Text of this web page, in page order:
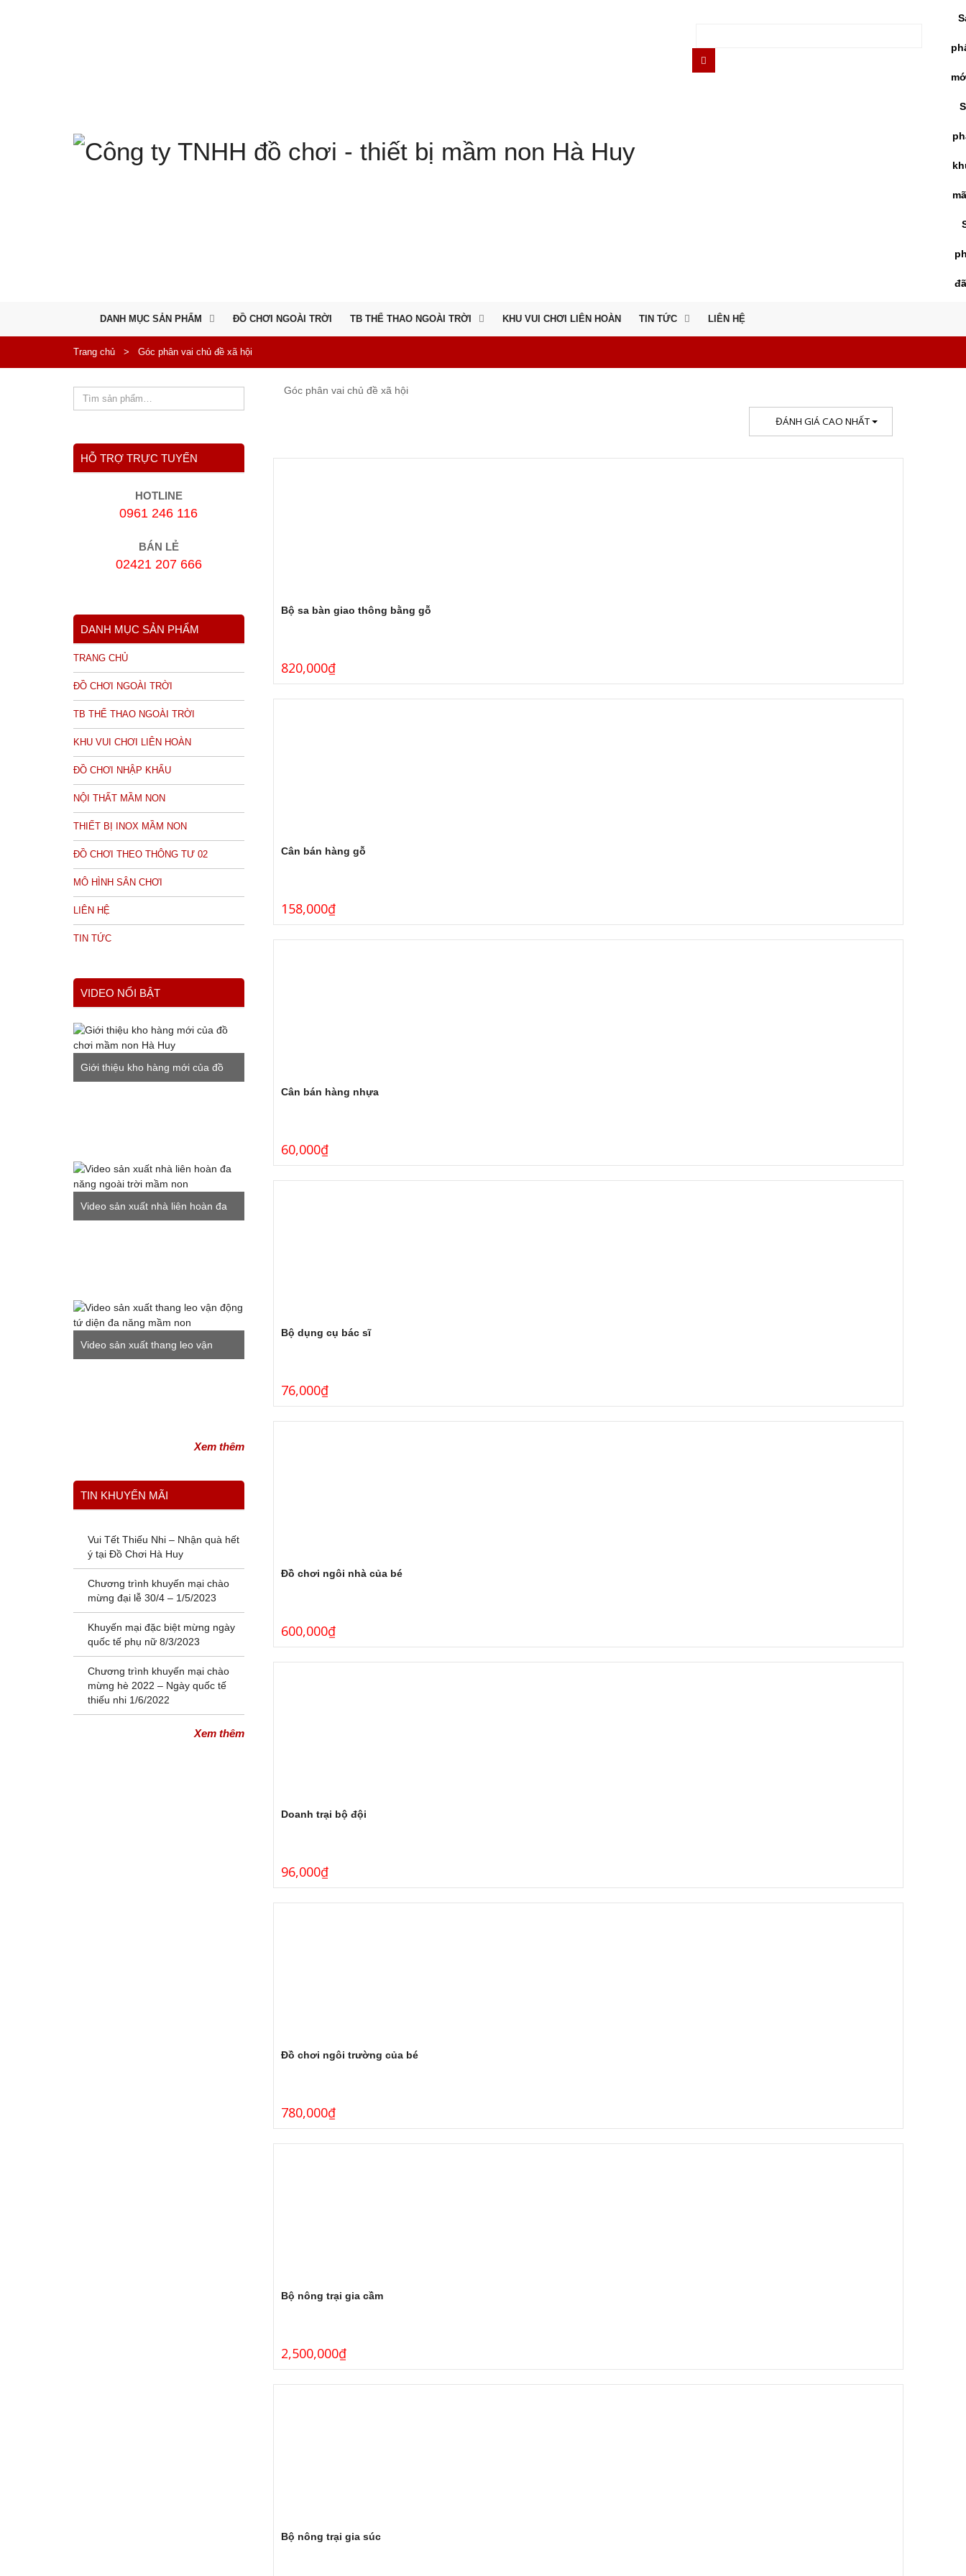
DANH MỤC SẢN PHẨM ĐỒ CHƠI NGOÀI TRỜI TB THỂ THAO NGOÀI TRỜI KHU VUI CHƠI LIÊN HOÀN TIN TỨC LIÊN HỆ
Trang chủ > Góc phân vai chủ đề xã hội
Góc phân vai chủ đề xã hội
ĐÁNH GIÁ CAO NHẤT
Bộ sa bàn giao thông bằng gỗ
820,000₫
Cân bán hàng gỗ
158,000₫
Cân bán hàng nhựa
60,000₫
Bộ dụng cụ bác sĩ
76,000₫
Đồ chơi ngôi nhà của bé
600,000₫
Doanh trại bộ đội
96,000₫
Đồ chơi ngôi trường của bé
780,000₫
Bộ nông trại gia cầm
2,500,000₫
Bộ nông trại gia súc
HỖ TRỢ TRỰC TUYẾN
HOTLINE
0961 246 116
BÁN LẺ
02421 207 666
DANH MỤC SẢN PHẨM
TRANG CHỦ
ĐỒ CHƠI NGOÀI TRỜI
TB THỂ THAO NGOÀI TRỜI
KHU VUI CHƠI LIÊN HOÀN
ĐỒ CHƠI NHẬP KHẨU
NỘI THẤT MẦM NON
THIẾT BỊ INOX MẦM NON
ĐỒ CHƠI THEO THÔNG TƯ 02
MÔ HÌNH SÂN CHƠI
LIÊN HỆ
TIN TỨC
VIDEO NỔI BẬT
Giới thiệu kho hàng mới của đồ
Video sản xuất nhà liên hoàn đa
Video sản xuất thang leo vận
Xem thêm
TIN KHUYẾN MÃI
Vui Tết Thiếu Nhi – Nhận quà hết
ý tại Đồ Chơi Hà Huy
Chương trình khuyến mại chào
mừng đại lễ 30/4 – 1/5/2023
Khuyến mại đặc biệt mừng ngày
quốc tế phụ nữ 8/3/2023
Chương trình khuyến mại chào
mừng hè 2022 – Ngày quốc tế
thiếu nhi 1/6/2022
Xem thêm